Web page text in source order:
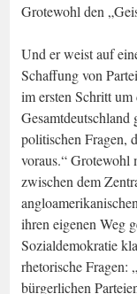
Grotewohl den
Und er weist auf
Schaffung von
im ersten Schritt
Gesamtdeutschland
politischen Fragen,
voraus.“ Grotewohl
zwischen dem
ihren eigenen Weg
Sozialdemokratie
rhetorische Fragen:
bürgerlichen